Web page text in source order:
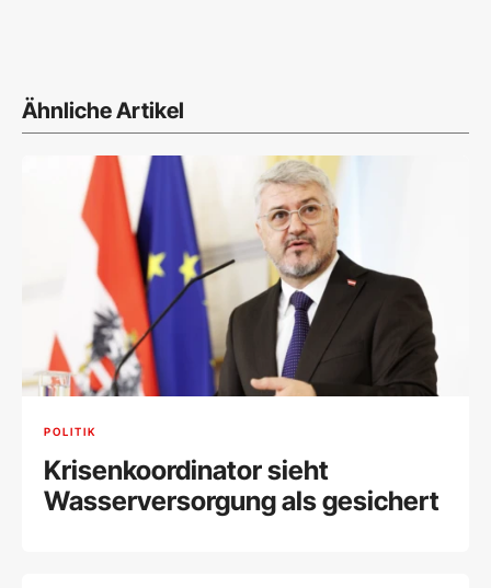
Ähnliche Artikel
POLITIK
Krisenkoordinator sieht
Wasserversorgung als gesichert